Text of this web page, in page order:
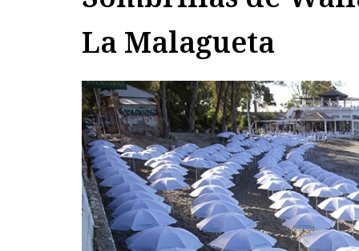
La Malagueta